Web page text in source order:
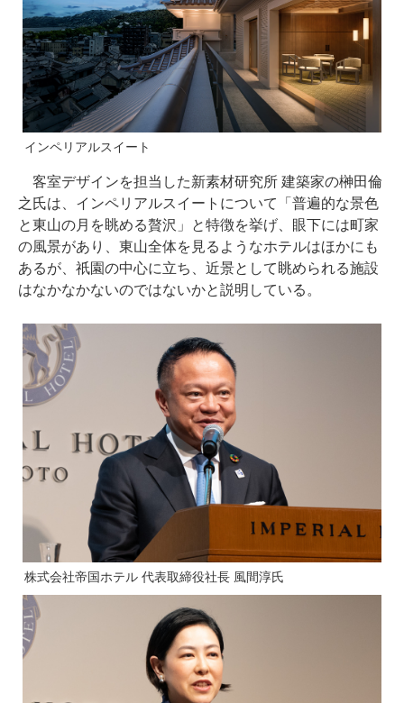
インペリアルスイート
客室デザインを担当した新素材研究所 建築家の榊田倫
之氏は、インペリアルスイートについて「普遍的な景色
と東山の月を眺める贅沢」と特徴を挙げ、眼下には町家
の風景があり、東山全体を見るようなホテルはほかにも
あるが、祇園の中心に立ち、近景として眺められる施設
はなかなかないのではないかと説明している。
株式会社帝国ホテル 代表取締役社長 風間淳氏